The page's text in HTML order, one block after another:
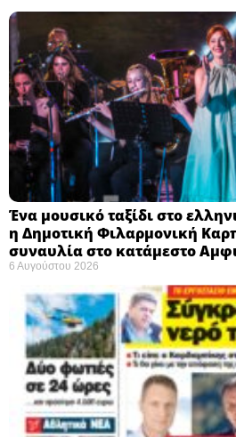
Ένα μουσικό ταξίδι στο
η Δημοτική Φιλαρμονική
συναυλία στο κατάμεστο
6 Αυγούστου 2026